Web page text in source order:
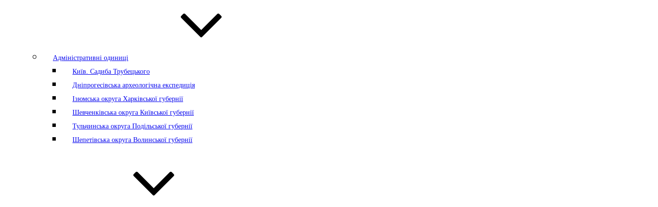
Адміністративні одиниці
Київ. Садиба Трубецького
Дніпрогесівська археологічна експедиція
Ізюмська округа Харківської губернії
Шевченківська округа Київської губернії
Тульчинська округа Подільської губернії
Шепетівська округа Волинської губернії